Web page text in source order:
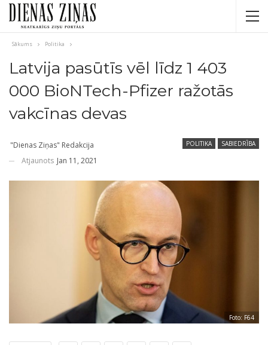
Sākums Politika
Latvija pasūtīs vēl līdz 1 403
000 BioNTech-Pfizer ražotās
vakcīnas devas
POLITIKA SABIEDRĪBA
"Dienas Ziņas" Redakcija
Atjaunots Jan 11, 2021
Foto: F64